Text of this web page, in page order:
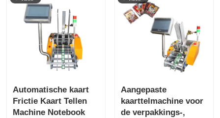
Vermogenregelsysteem
besturing
Materiaal
van roestvrij staal
Sleutelwoord
garantie kaart voedingsmachine
Soort onderneming
Chinese productie, fabriek
Automatische kaart
Frictie Kaart Tellen
Machine Notebook
Aangepaste
kaarttelmachine voor
de verpakkings-,